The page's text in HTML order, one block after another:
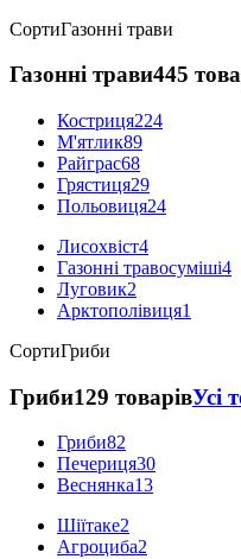
СортиГазонні трави
Газонні трави445
Костриця224
М'ятлик89
Райграс68
Грястиця29
Польовиця24
Лисохвіст4
Газонні травосуміші4
Луговик2
Арктополівиця1
СортиГриби
Гриби129 товарівУсі
Гриби82
Печериця30
Веснянка13
Шіїтаке2
Агроциба2